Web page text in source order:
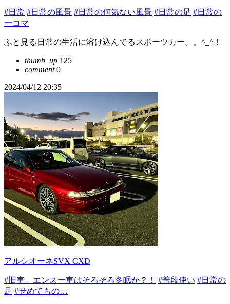
#日常 #日常の風景 #日常の何気ない風景 #日常の足 #日常の
一コマ
ふと見る日常の生活に溶け込んでるスポーツカー。。^_^！
thumb_up 125
comment0
2024/04/12 20:35
アルシオーネSVX CXD
#旧車、エンスー車はそろそろ冬眠か？！ #普段使い #日常の
足 #せめてもの…